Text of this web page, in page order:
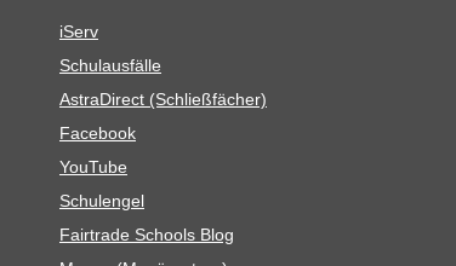
iServ
Schul­aus­fälle
Astra­Di­rect (Schließ­fä­cher)
Face­book
You­Tube
Schul­en­gel
Fair­trade Schools Blog